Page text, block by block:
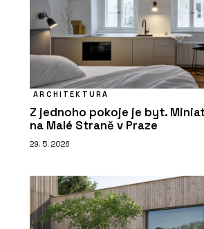
ARCHITEKTURA
Z jednoho pokoje je byt.
na Malé Straně v Praze
29. 5. 2026